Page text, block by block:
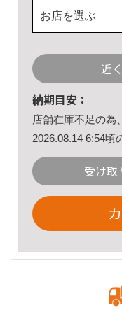
お店を選ぶ
近
納期目安：
店舗在庫不足の為
2026.08.14 6:54頃
受け取